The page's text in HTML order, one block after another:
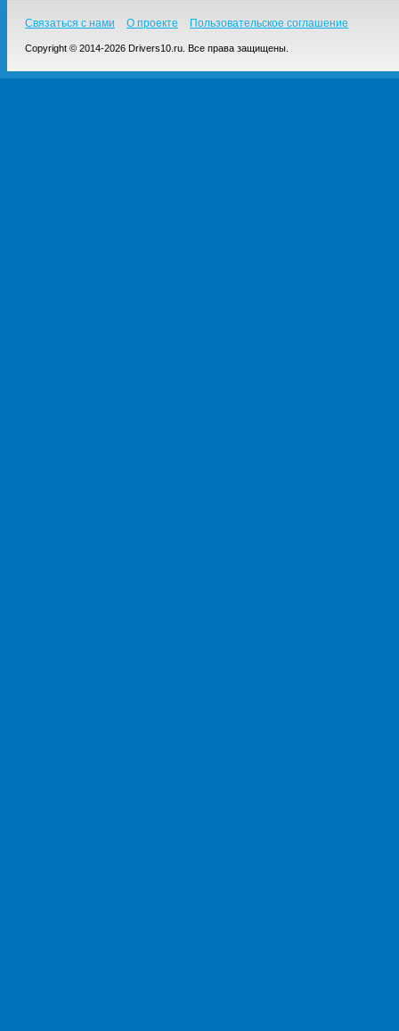
Связаться с нами О проекте Пользовательское соглашение
Copyright © 2014-2026 Drivers10.ru. Все права защищены.